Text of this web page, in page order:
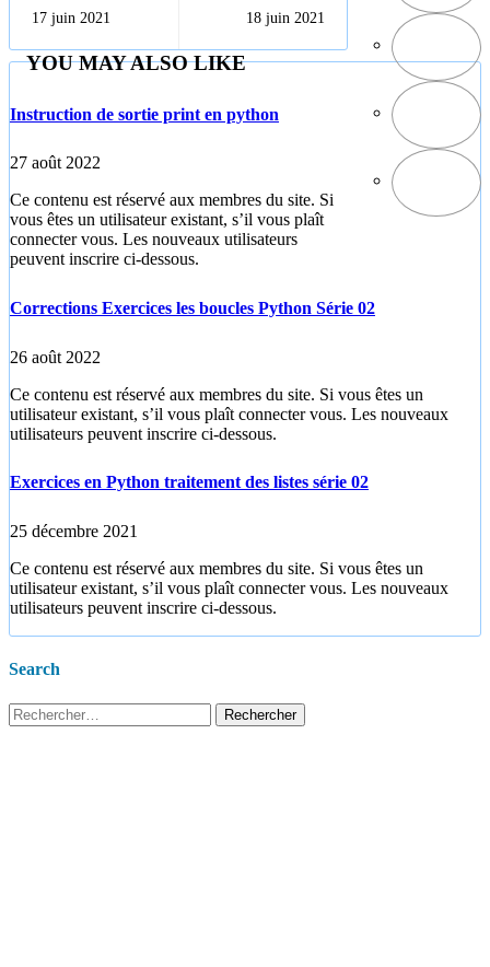
déroulantes
reliées en PHP
17 juin 2021
terminer un
programme en
Python
18 juin 2021
YOU MAY ALSO LIKE
Instruction de sortie print en python
27 août 2022
Ce contenu est réservé aux membres du site. Si
vous êtes un utilisateur existant, s’il vous plaît
connecter vous. Les nouveaux utilisateurs
peuvent inscrire ci-dessous.
Corrections Exercices les boucles Python Série 02
26 août 2022
Ce contenu est réservé aux membres du site. Si vous êtes un
utilisateur existant, s’il vous plaît connecter vous. Les nouveaux
utilisateurs peuvent inscrire ci-dessous.
Exercices en Python traitement des listes série 02
25 décembre 2021
Ce contenu est réservé aux membres du site. Si vous êtes un
utilisateur existant, s’il vous plaît connecter vous. Les nouveaux
utilisateurs peuvent inscrire ci-dessous.
Search
Rechercher :